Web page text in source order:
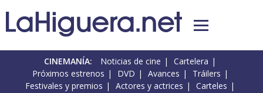
CINEMANÍA: Noticias de cine
Cartelera
Próximos estrenos
DVD Avances
Tráilers
Festivales y premios
Actores y actrices
Carteles